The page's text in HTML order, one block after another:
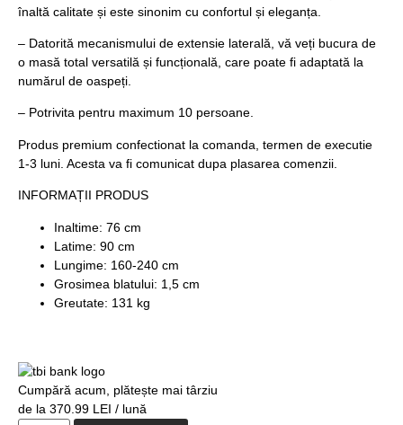
înaltă calitate și este sinonim cu confortul și eleganța.
– Datorită mecanismului de extensie laterală, vă veți bucura de
o masă total versatilă și funcțională, care poate fi adaptată la
numărul de oaspeți.
– Potrivita pentru maximum 10 persoane.
Produs premium confectionat la comanda, termen de executie
1-3 luni. Acesta va fi comunicat dupa plasarea comenzii.
INFORMAȚII PRODUS
Inaltime: 76 cm
Latime: 90 cm
Lungime: 160-240 cm
Grosimea blatului: 1,5 cm
Greutate: 131 kg
Cumpără acum, plătește mai târziu
de la 370.99 LEI / lună